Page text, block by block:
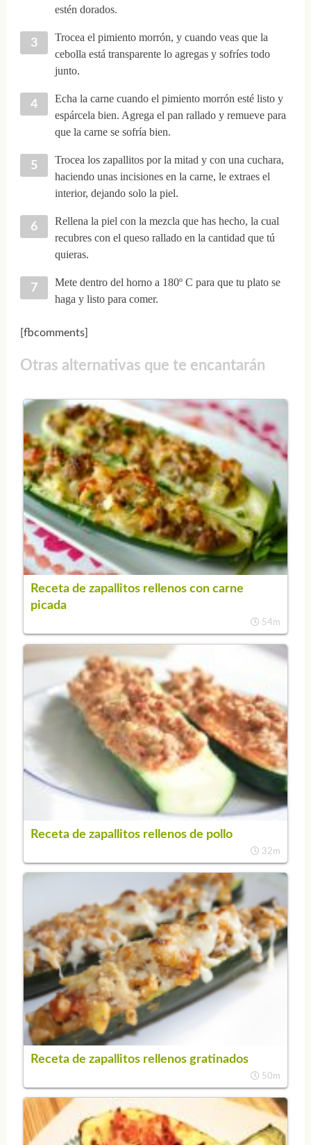
estén dorados.
Trocea el pimiento morrón, y cuando veas que la
cebolla está transparente lo agregas y sofríes todo
junto.
Echa la carne cuando el pimiento morrón esté listo y
espárcela bien. Agrega el pan rallado y remueve para
que la carne se sofría bien.
Trocea los zapallitos por la mitad y con una cuchara,
haciendo unas incisiones en la carne, le extraes el
interior, dejando solo la piel.
Rellena la piel con la mezcla que has hecho, la cual
recubres con el queso rallado en la cantidad que tú
quieras.
Mete dentro del horno a 180º C para que tu plato se
haga y listo para comer.
[fbcomments]
Otras alternativas que te encantarán
Receta de zapallitos rellenos con carne
picada
54m
Receta de zapallitos rellenos de pollo
32m
Receta de zapallitos rellenos gratinados
50m